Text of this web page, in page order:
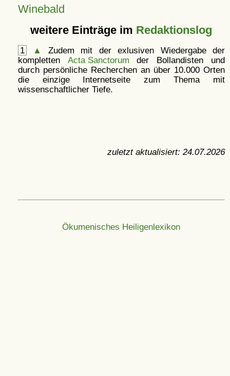
Winebald
weitere Einträge im Redaktionslog
1 ▲
Zudem mit der exlusiven Wiedergabe der
kompletten Acta Sanctorum der Bollandisten und
durch persönliche Recherchen an über 10.000 Orten
die einzige Internetseite zum Thema mit
wissenschaftlicher Tiefe.
zuletzt aktualisiert: 24.07.2026
Ökumenisches Heiligenlexikon